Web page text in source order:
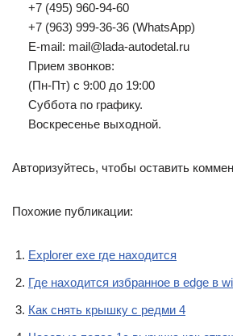
+7 (495) 960-94-60
+7 (963) 999-36-36 (WhatsApp)
E-mail: mail@lada-autodetal.ru
Прием звонков:
(Пн-Пт) с 9:00 до 19:00
Суббота по графику.
Воскресенье выходной.
Авторизуйтесь, чтобы оставить
Похожие публикации:
Explorer exe где находится
Где находится избранное в edge в
Как снять крышку с редми 4